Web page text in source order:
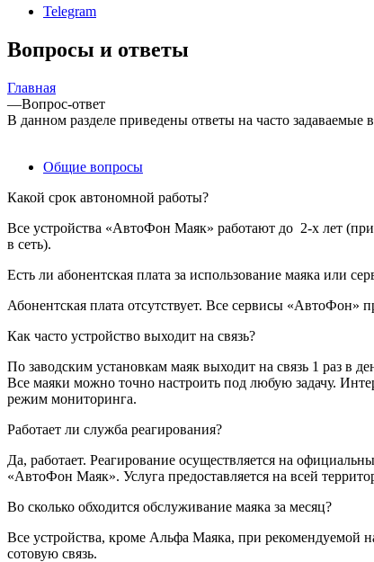
Telegram
Вопросы и ответы
Главная
—Вопрос-ответ
В данном разделе приведены ответы на часто
Общие вопросы
Какой срок автономной работы?
Все устройства «АвтоФон Маяк» работают до 2-х лет
в сеть).
Есть ли абонентская плата за использование маяка или
Абонентская плата отсутствует. Все сервисы «АвтоФон»
Как часто устройство выходит на связь?
По заводским установкам маяк выходит на связь 1 раз в
Все маяки можно точно настроить под любую задачу.
режим мониторинга.
Работает ли служба реагирования?
Да, работает. Реагирование осуществляется на
«АвтоФон Маяк». Услуга предоставляется на всей
Во сколько обходится обслуживание маяка за месяц?
Все устройства, кроме Альфа Маяка, при рекомендуемой
сотовую связь.